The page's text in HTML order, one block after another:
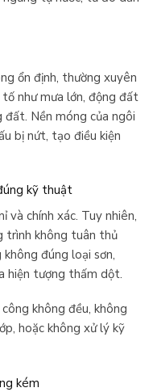
ổn định, thường xuyên
như mưa lớn, động đất
đất. Nền móng của ngôi
bị nứt, tạo điều kiện
kỹ thuật
và chính xác. Tuy nhiên,
trình không tuân thủ
đúng loại sơn,
hiện tượng thấm dột.
không đều, không
hoặc không xử lý kỹ
kém